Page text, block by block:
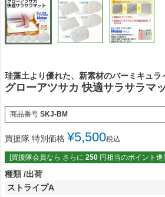
珪藻土より優れた、新素材のバーミキュラ
グローアツサカ 快適サラサラマ
商品番号 SKJ-BM
買援隊 特別価格 ¥5,500税込
[買援隊会員なら さらに 250 円相当のポイント進
種類 出荷
ストライプA